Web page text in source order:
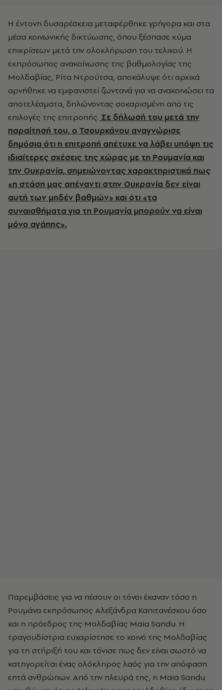
Η έντονη δυσαρέσκεια μεταφέρθηκε γρήγορα και στα
μέσα κοινωνικής δικτύωσης, όπου ξέσπασε κύμα
επικρίσεων μετά την ολοκλήρωση του τελικού. Η
εκπρόσωπος ανακοίνωσης της βαθμολογίας της
Μολδαβίας, Ρίτα Ντρούτσα, αποκάλυψε ότι αρχικά
αρνήθηκε να εμφανιστεί ζωντανά για να ανακοινώσει τα
αποτελέσματα, δηλώνοντας σοκαρισμένη από τις
επιλογές της επιτροπής. Σε δήλωσή του μετά την
παραίτησή του, ο Τσουρκάνου αναγνώρισε
δημόσια ότι η επιτροπή απέτυχε να λάβει υπόψη τις
ιδιαίτερες σχέσεις της χώρας με τη Ρουμανία και
την Ουκρανία, σημειώνοντας χαρακτηριστικά πως
«η στάση μας απέναντι στην Ουκρανία δεν είναι
αυτή των μηδέν βαθμών» και ότι «τα
συναισθήματα για τη Ρουμανία μπορούν να είναι
μόνο αγάπης».
Παρεμβάσεις για να πέσουν οι τόνοι έκαναν τόσο η
Ρουμάνα εκπρόσωπος Αλεξάνδρα Καπιτανέσκου όσο
και η πρόεδρος της Μολδαβίας Maia Sandu. Η
τραγουδίστρια ευχαρίστησε το κοινό της Μολδαβίας
για τη στήριξή του και τόνισε πως δεν είναι σωστό να
κατηγορείται ένας ολόκληρος λαός για την απόφαση
επτά ανθρώπων. Από την πλευρά της, η Maia Sandu